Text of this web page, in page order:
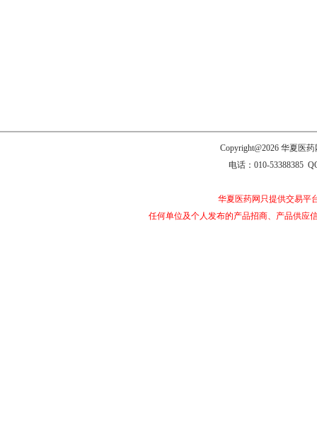
Copyright@2026 华夏医
电话：010-53388385
华夏医药网只提供交易平
任何单位及个人发布的产品招商、产品供应